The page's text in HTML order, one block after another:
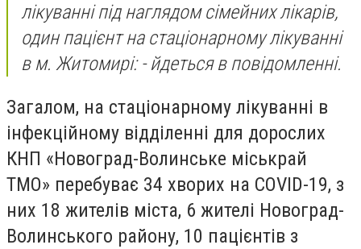
лікуванні під наглядом сімейних лікарів,
один пацієнт на стаціонарному лікуванні
в м. Житомирі: - йдеться в повідомленні.
Загалом, на стаціонарному лікуванні в
інфекційному відділенні для дорослих
КНП «Новоград-Волинське міськрай
ТМО» перебуває 34 хворих на COVID-19, з
них 18 жителів міста, 6 жителі Новоград-
Волинського району, 10 пацієнтів з